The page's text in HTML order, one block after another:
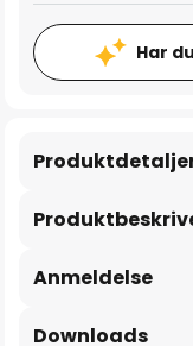
Har
Anmeldelse
Downloads